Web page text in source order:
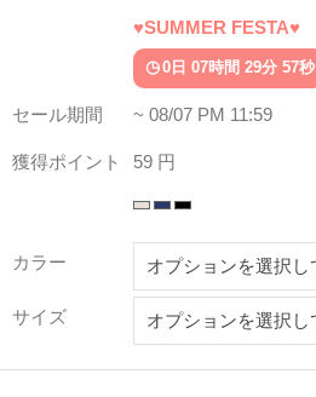
♥SUMMER FESTA♥
0日 07時間 29分 54秒
セール期間 ~ 08/07 PM 11:59
獲得ポイント 59 円
カラー
サイズ